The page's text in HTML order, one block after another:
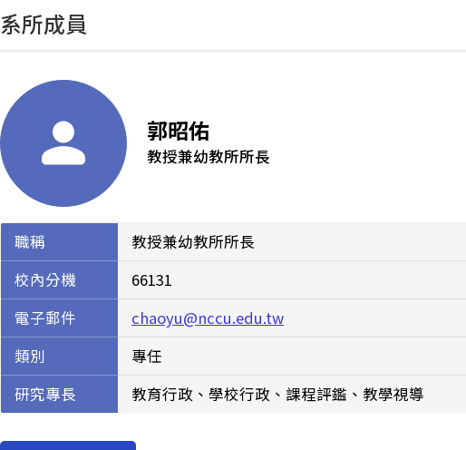
系所成員
郭昭佑
教授兼幼教所所長
職稱
教授兼幼教所所長
校內分機
66131
電子郵件
chaoyu@nccu.edu.tw
類別
專任
研究專長
教育行政、學校行政、課程評鑑、教學視導